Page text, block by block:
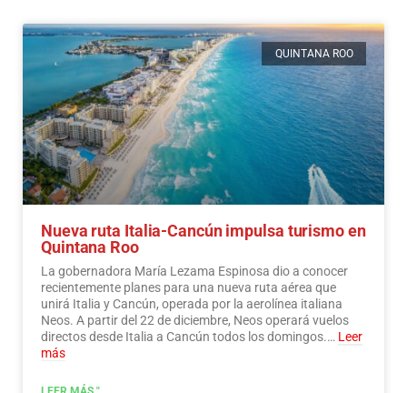
QUINTANA ROO
Nueva ruta Italia-Cancún impulsa turismo en
Quintana Roo
La gobernadora María Lezama Espinosa dio a conocer
recientemente planes para una nueva ruta aérea que
unirá Italia y Cancún, operada por la aerolínea italiana
Neos. A partir del 22 de diciembre, Neos operará vuelos
directos desde Italia a Cancún todos los domingos.… Leer
más